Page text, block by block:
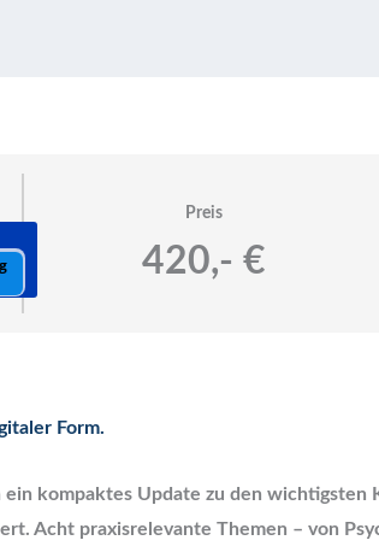
Preis
420,- €
Form.
kompaktes Update zu den wichtigsten
Acht praxisrelevante Themen – von